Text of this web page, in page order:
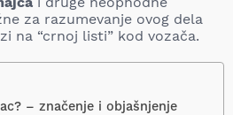
za razumevanje ovog dela
na “crnoj listi” kod vozača.
– značenje i objašnjenje